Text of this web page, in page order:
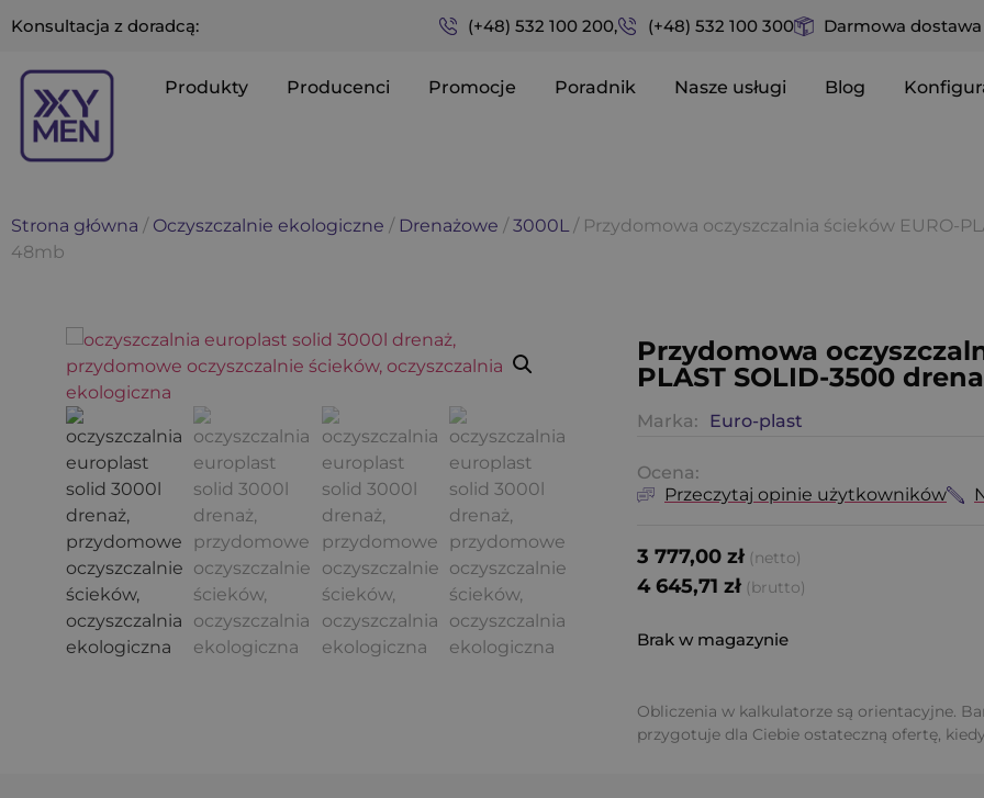
Konsultacja z doradcą: (+48) 532 100 200, (+48) 532 100 300 Darmowa
Produkty Producenci Promocje Poradnik Nasze usługi Blog
Strona główna / Oczyszczalnie ekologiczne / Drenażowe /3000L / Przydomowa oczyszczalnia ścieków EURO-
48mb
Przydomowa
PLAST SOLID-3500
Marka: Euro-plast
Ocena:
Przeczytaj opinie użytkowników
3 777,00 zł (netto)
4 645,71 zł (brutto)
Brak w magazynie
Obliczenia w kalkulatorze są orientacyjne.
przygotuje dla Ciebie ostateczną ofertę,